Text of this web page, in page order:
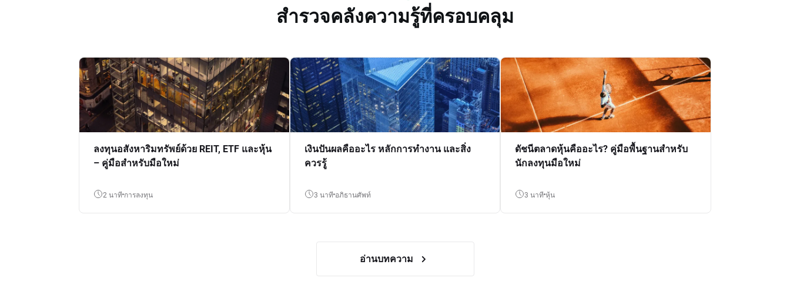
สำรวจคลังความรู้ที่ครอบคลุม
ลงทุนอสังหาริมทรัพย์ด้วย REIT, ETF และหุ้น
– คู่มือสำหรับมือใหม่
2 นาที การลงทุน
เงินปันผลคืออะไร หลักการทำงาน และสิ่ง
ควรรู้
3 นาที อภิธานศัพท์
ดัชนีตลาดหุ้นคืออะไร? คู่มือพื้นฐานสำหรับ
นักลงทุนมือใหม่
3 นาที หุ้น
อ่านบทความ